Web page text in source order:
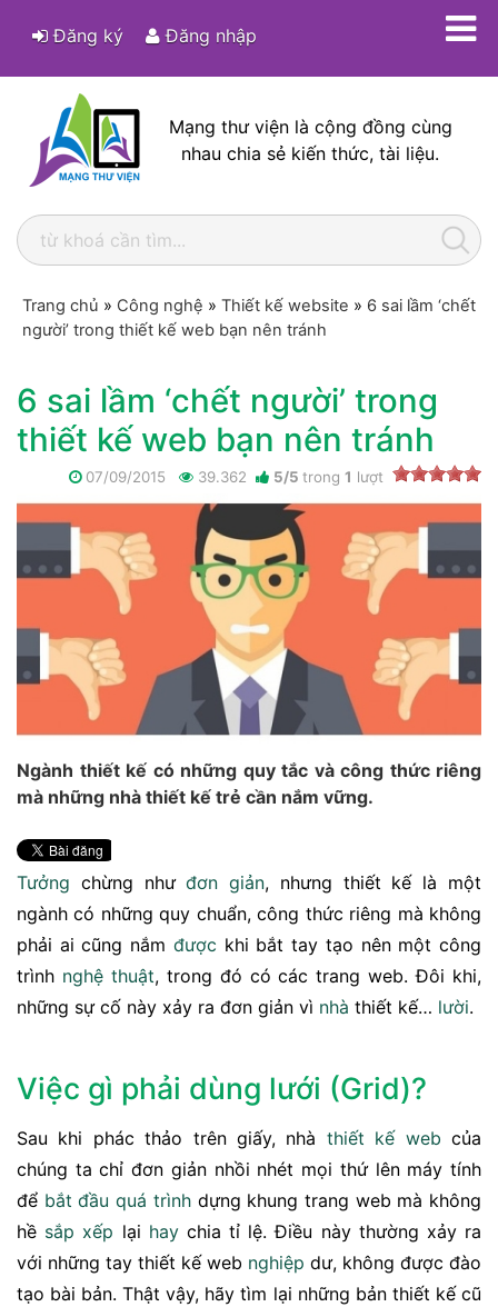
Đăng ký Đăng nhập
Mạng thư viện là cộng đồng cùng
nhau chia sẻ kiến thức, tài liệu.
Trang chủ » Công nghệ » Thiết kế website » 6 sai lầm ‘chết
người’ trong thiết kế web bạn nên tránh
6 sai lầm ‘chết người’ trong
thiết kế web bạn nên tránh
07/09/2015 39.362 5/5 trong 1 lượt
Ngành thiết kế có những quy tắc và công thức riêng
mà những nhà thiết kế trẻ cần nắm vững.
Tưởng chừng nhưđơn giản, nhưng thiết kế là một
ngành có những quy chuẩn, công thức riêng mà không
phải ai cũng nắm được khi bắt tay tạo nên một công
trình nghệ thuật, trong đó có các trang web. Đôi khi,
những sự cố này xảy ra đơn giản vì nhà thiết kế… lười.
Việc gì phải dùng lưới (Grid)?
Sau khi phác thảo trên giấy, nhà thiết kế web của
chúng ta chỉ đơn giản nhồi nhét mọi thứ lên máy tính
để bắt đầu quá trìnhdựng khung trang web mà không
hề sắp xếp lại haychia tỉ lệ. Điều này thường xảy ra
với những tay thiết kế web nghiệp dư, không được đào
tạo bài bản. Thật vậy, hãy tìm lại những bản thiết kế cũ